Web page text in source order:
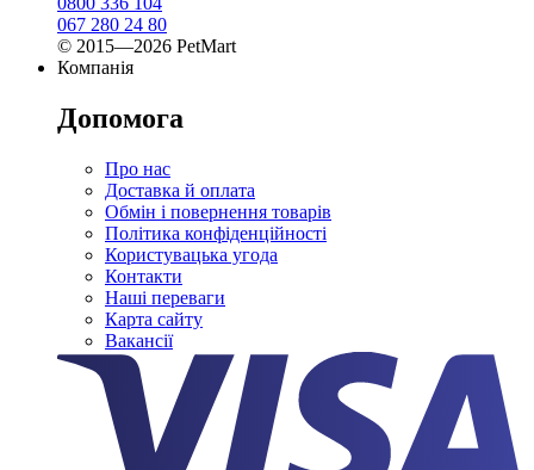
067 280 24 80
© 2015—2026 PetMart
Компанія
Допомога
Про нас
Доставка й оплата
Обмін і повернення товарів
Політика конфіденційності
Користувацька угода
Контакти
Наші переваги
Карта сайту
Вакансії